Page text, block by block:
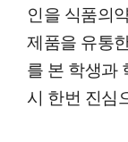
인을 식품의
제품을 유통
를 본 학생과
시 한번 진심